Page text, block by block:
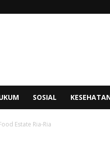
SOSIAL
Estate Ria-Ria